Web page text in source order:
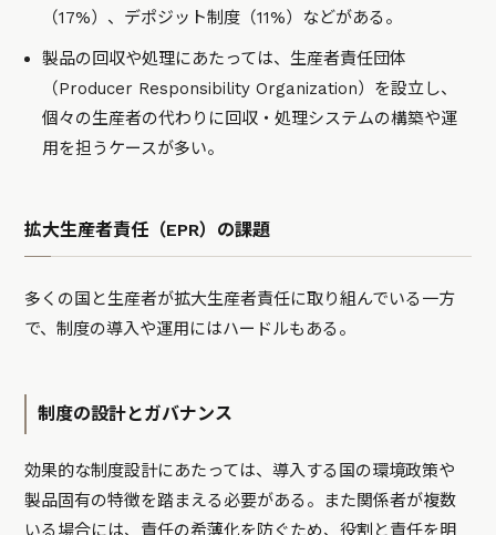
（17%）、デポジット制度（11%）などがある。
製品の回収や処理にあたっては、生産者責任団体
（Producer Responsibility Organization）を設立し、
個々の生産者の代わりに回収・処理システムの構築や運
用を担うケースが多い。
拡大生産者責任（EPR）の課題
多くの国と生産者が拡大生産者責任に取り組んでいる一方
で、制度の導入や運用にはハードルもある。
制度の設計とガバナンス
効果的な制度設計にあたっては、導入する国の環境政策や
製品固有の特徴を踏まえる必要がある。また関係者が複数
いる場合には、責任の希薄化を防ぐため、役割と責任を明